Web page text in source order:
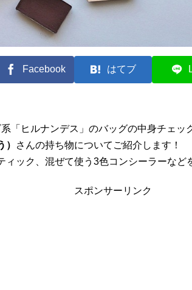
Facebook はてブ
「ヒルナンデス」のバッグの中身チェッ
さんの持ち物についてご紹介します！
ィック、混ぜて使う3色コンシーラーな
スポンサーリンク